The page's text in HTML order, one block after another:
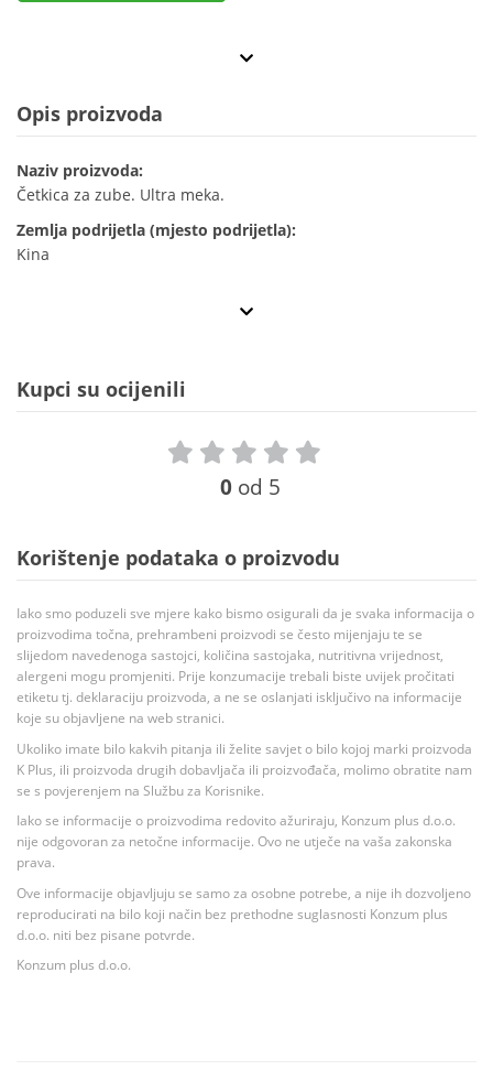
Opis proizvoda
Naziv proizvoda:
Četkica za zube. Ultra meka.
Zemlja podrijetla (mjesto podrijetla):
Kina
Kupci su ocijenili
0 od 5
Korištenje podataka o proizvodu
Iako smo poduzeli sve mjere kako bismo osigurali da je svaka informacija o
proizvodima točna, prehrambeni proizvodi se često mijenjaju te se
slijedom navedenoga sastojci, količina sastojaka, nutritivna vrijednost,
alergeni mogu promjeniti. Prije konzumacije trebali biste uvijek pročitati
etiketu tj. deklaraciju proizvoda, a ne se oslanjati isključivo na informacije
koje su objavljene na web stranici.
Ukoliko imate bilo kakvih pitanja ili želite savjet o bilo kojoj marki proizvoda
K Plus, ili proizvoda drugih dobavljača ili proizvođača, molimo obratite nam
se s povjerenjem na Službu za Korisnike.
Iako se informacije o proizvodima redovito ažuriraju, Konzum plus d.o.o.
nije odgovoran za netočne informacije. Ovo ne utječe na vaša zakonska
prava.
Ove informacije objavljuju se samo za osobne potrebe, a nije ih dozvoljeno
reproducirati na bilo koji način bez prethodne suglasnosti Konzum plus
d.o.o. niti bez pisane potvrde.
Konzum plus d.o.o.